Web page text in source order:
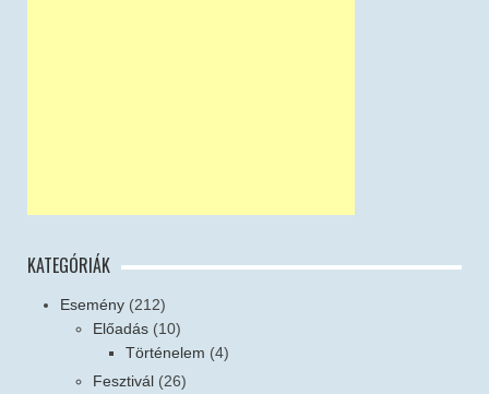
KATEGÓRIÁK
Esemény (212)
Előadás (10)
Történelem (4)
Fesztivál (26)